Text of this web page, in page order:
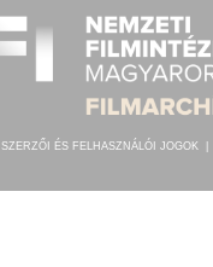
SZERZŐI ÉS FELHASZNÁLÓI JOGOK